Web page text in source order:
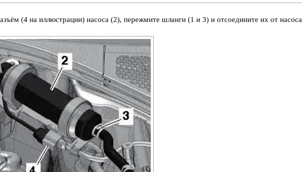
(4 на иллюстрации) насоса (2), пережмите шланги (1 и 3) и отсоедините их от